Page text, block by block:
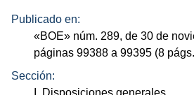
Publicado en:
«BOE» núm. 289, de 30 de
páginas 99388 a 99395 (8 págs.
Sección:
I. Disposiciones generales